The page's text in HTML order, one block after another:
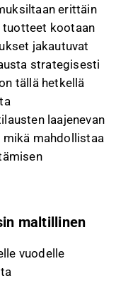
erittäin
tuotteet kootaan
jakautuvat
strategisesti
tällä hetkellä
laajenevan
mikä mahdollistaa
maltillinen
vuodelle